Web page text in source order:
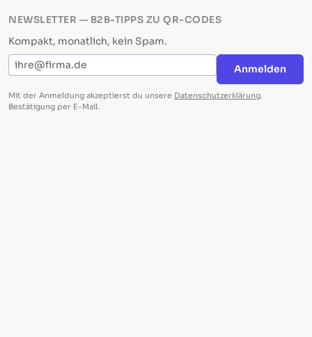
NEWSLETTER — B2B-TIPPS ZU QR-CODES
Kompakt, monatlich, kein Spam.
E-Mail-Adresse
Anmelden
Mit der Anmeldung akzeptierst du unsere Datenschutzerklärung.
Bestätigung per E-Mail.